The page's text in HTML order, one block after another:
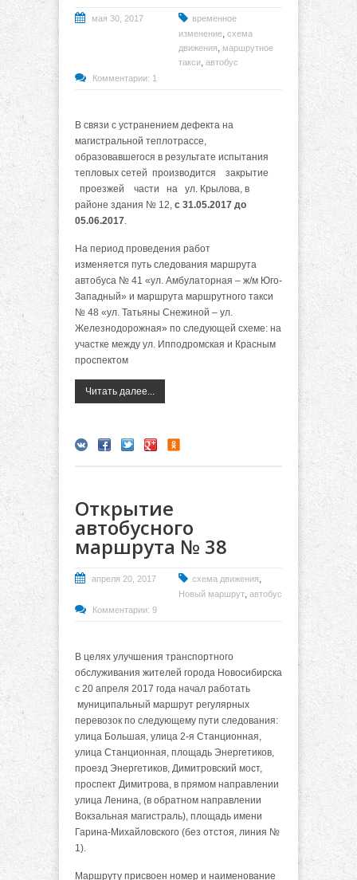
мая 30, 2017
временное
изменение, схема
движения, маршрутное
такси, автобус
Комментарии: 1
В связи с устранением дефекта на
магистральной теплотрассе,
образовавшегося в результате испытания
тепловых сетей производится закрытие
проезжей части на ул. Крылова, в
районе здания № 12, с 31.05.2017 до
05.06.2017.
На период проведения работ
изменяется путь следования маршрута
автобуса № 41 «ул. Амбулаторная – ж/м Юго-
Западный» и маршрута маршрутного такси
№ 48 «ул. Татьяны Снежиной – ул.
Железнодорожная» по следующей схеме: на
участке между ул. Ипподромская и Красным
проспектом
Читать далее...
Открытие
автобусного
маршрута № 38
апреля 20, 2017 схема движения,
Новый маршрут, автобус
Комментарии: 9
В целях улучшения транспортного
обслуживания жителей города Новосибирска
с 20 апреля 2017 года начал работать
муниципальный маршрут регулярных
перевозок по следующему пути следования:
улица Большая, улица 2-я Станционная,
улица Станционная, площадь Энергетиков,
проезд Энергетиков, Димитровский мост,
проспект Димитрова, в прямом направлении
улица Ленина, (в обратном направлении
Вокзальная магистраль), площадь имени
Гарина-Михайловского (без отстоя, линия №
1).
Маршруту присвоен номер и наименование